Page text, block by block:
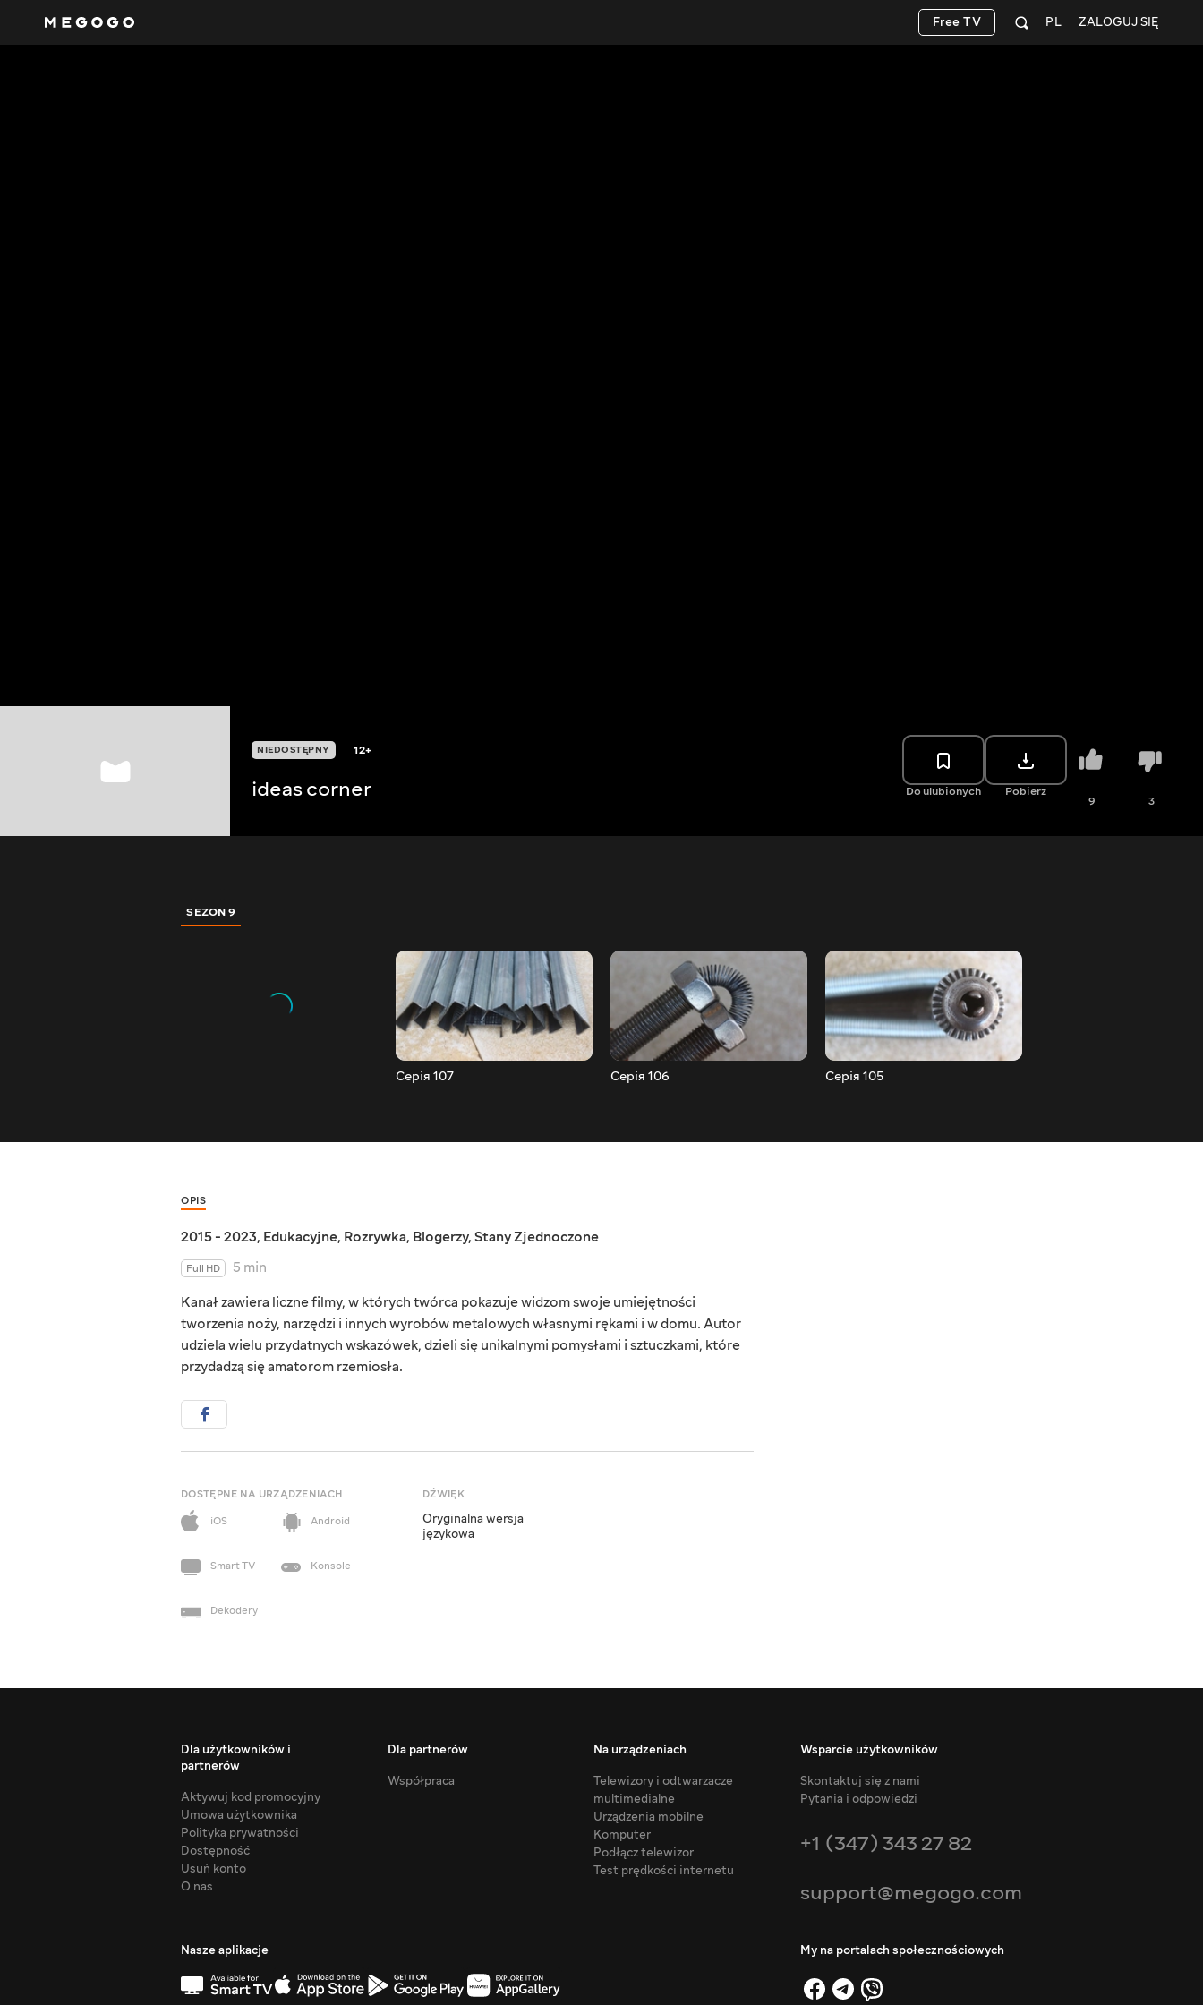
ZALOGUJ SIĘ
PL
Free TV
NIEDOSTĘPNY 12+
ideas corner Do ulubionych Pobierz
9 3
SEZON 9
Серія 107 Серія 106 Серія 105
OPIS
2015 - 2023, Edukacyjne, Rozrywka, Blogerzy, Stany Zjednoczone
Full HD
5 min
Kanał zawiera liczne filmy, w których twórca pokazuje widzom swoje umiejętności
tworzenia noży, narzędzi i innych wyrobów metalowych własnymi rękami i w domu. Autor
udziela wielu przydatnych wskazówek, dzieli się unikalnymi pomysłami i sztuczkami, które
przydadzą się amatorom rzemiosła.
DOSTĘPNE NA URZĄDZENIACH
iOS
Android
Smart TV Konsole
Dekodery
DŹWIĘK
Oryginalna wersja
językowa
Dla użytkowników i
partnerów
Aktywuj kod promocyjny
Umowa użytkownika
Polityka prywatności
Dostępność
Usuń konto
O nas
Dla partnerów
Współpraca
Na urządzeniach
Telewizory i odtwarzacze
multimedialne
Urządzenia mobilne
Komputer
Podłącz telewizor
Test prędkości internetu
Wsparcie użytkowników
Skontaktuj się z nami
Pytania i odpowiedzi
+1 (347) 343 27 82
support@megogo.com
Nasze aplikacje My na portalach społecznościowych